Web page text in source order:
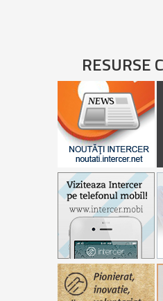
RESURSE